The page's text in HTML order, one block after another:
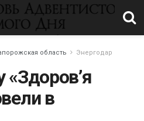
область Энергодар
«Здоров’я
в